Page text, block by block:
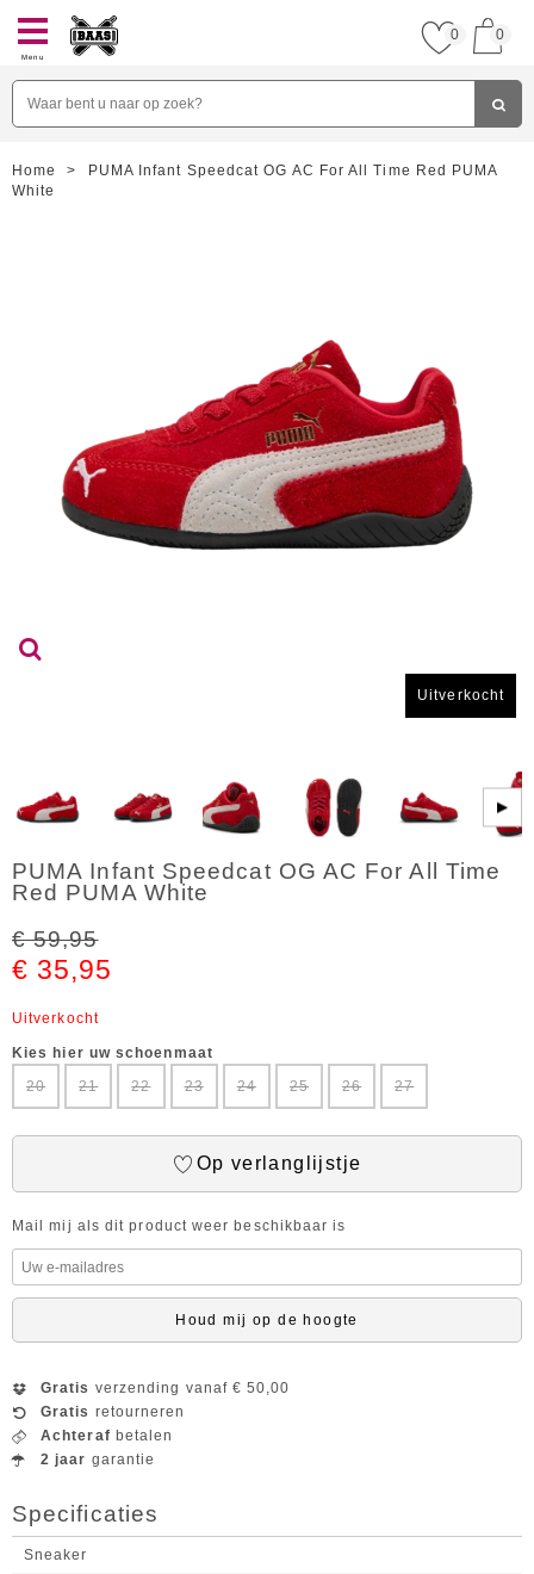
Menu
0 0
Home >
PUMA Infant Speedcat OG AC For All Time Red PUMA
White
Uitverkocht
▶
PUMA Infant Speedcat OG AC For All Time
Red PUMA White
€ 59,95
€ 35,95
Uitverkocht
Kies hier uw schoenmaat
20
21 22 23 24 25 26 27
Op verlanglijstje
Mail mij als dit product weer beschikbaar is
Houd mij op de hoogte
Gratis verzending vanaf € 50,00
Gratis retourneren
Achteraf betalen
2 jaar garantie
Specificaties
Sneaker